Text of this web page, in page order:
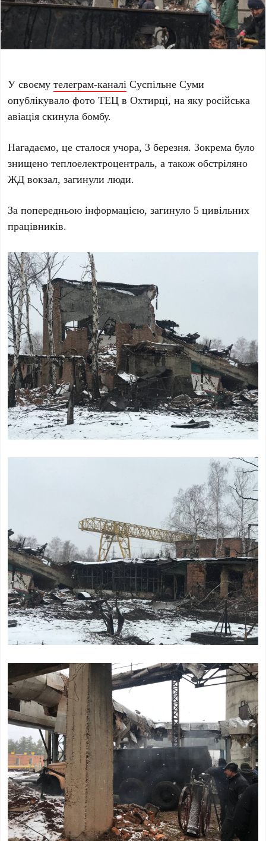
У своємутелеграм-каналі Суспільне Суми
опублікувало фото ТЕЦ в Охтирці, на яку російська
авіація скинула бомбу.
Нагадаємо, це сталося учора, 3 березня. Зокрема було
знищено теплоелектроцентраль, а також обстріляно
ЖД вокзал, загинули люди.
За попередньою інформацією, загинуло 5 цивільних
працівників.